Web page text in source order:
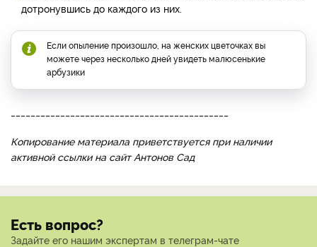
дотронувшись до каждого из них.
Если опыление произошло, на женских цветочках вы
можете через несколько дней увидеть малюсенькие
арбузики
Копирование материала приветствуется при наличии
активной ссылки на сайт Антонов Сад
Есть вопрос?
Задайте его нашим экспертам в телеграм-чате